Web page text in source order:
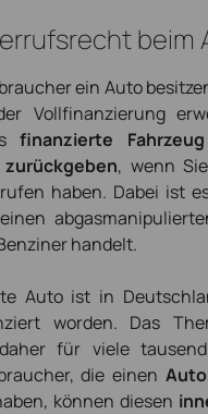
beim
ein Auto
Vollfinanzierung
finanzierte
, wenn
haben. Dabei ist
handelt.
Auto ist in
worden. Das
für viele
die einen
können diesen